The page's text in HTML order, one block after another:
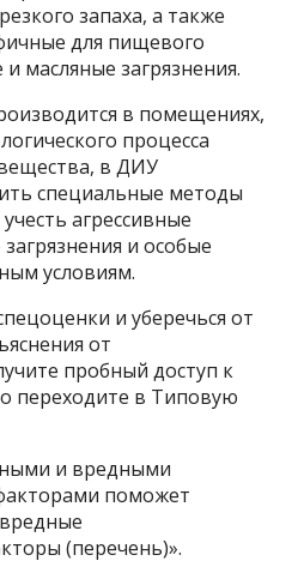
запаха, а также
для пищевого
масляные загрязнения.
в помещениях,
процесса
в ДИУ
специальные методы
агрессивные
и особые
условиям.
и уберечься от
от
пробный доступ к
переходите в Типовую
и вредными
поможет
(перечень)».